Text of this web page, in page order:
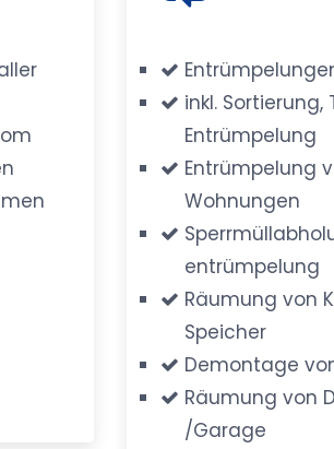
inkl.
Entrümpelung
Entrümpelung
Wohnungen
entrümpelung
Räumung von
Speicher
Demontage
Räumung von
/Garage